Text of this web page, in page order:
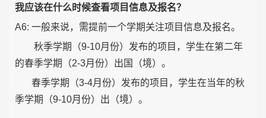
我应该在什么时候查看项目信息及报名？
A6: 一般来说，需提前一个学期关注项目信息及报名。
秋季学期（9-10月份）发布的项目，学生在第二年
的春季学期（2-3月份）出国（境）。
春季学期（3-4月份）发布的项目，学生在当年的秋
季学期（9-10月份）出（境）。